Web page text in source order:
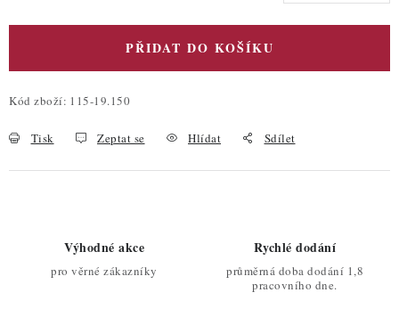
PŘIDAT DO KOŠÍKU
Kód zboží: 115-19.150
Tisk Zeptat se Hlídat Sdílet
Výhodné akce
pro věrné zákazníky
Rychlé dodání
průměrná doba dodání 1,8
pracovního dne.